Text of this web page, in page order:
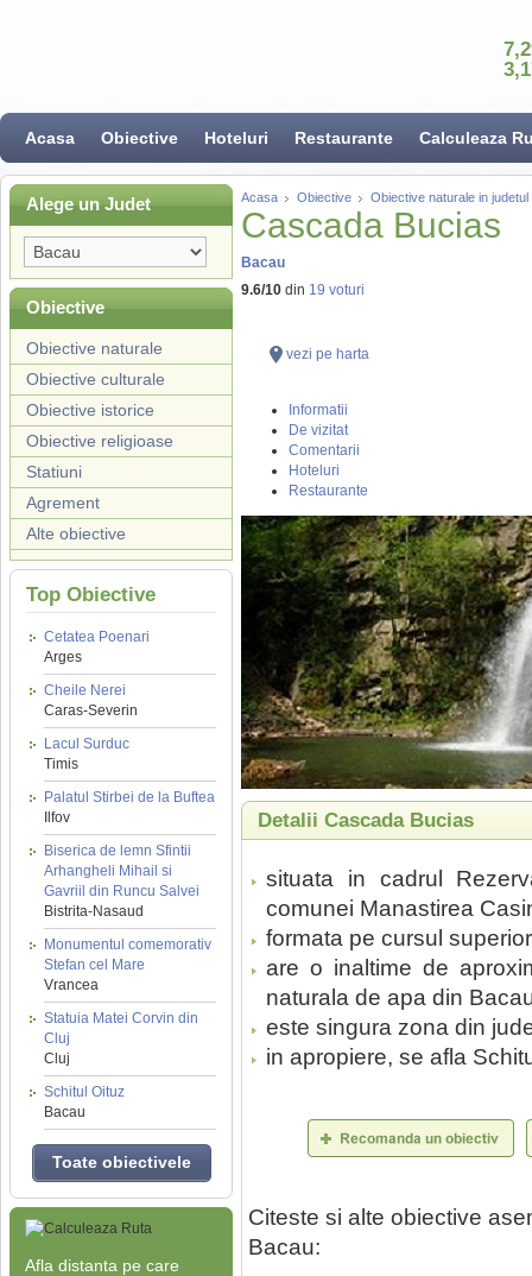
Acasa Obiective Hoteluri Restaurante Calculeaza
Alege un Judet
Obiective
Obiective naturale
Obiective culturale
Obiective istorice
Obiective religioase
Statiuni
Agrement
Alte obiective
Top Obiective
Cetatea Poenari
Arges
Cheile Nerei
Caras-Severin
Lacul Surduc
Timis
Palatul Stirbei de la Buftea
Ilfov
Biserica de lemn Sfintii
Arhangheli Mihail si
Gavriil din Runcu Salvei
Bistrita-Nasaud
Monumentul comemorativ
Stefan cel Mare
Vrancea
Statuia Matei Corvin din
Cluj
Cluj
Schitul Oituz
Bacau
Toate obiectivele
Afla distanta pe care
Acasa Obiective Obiective naturale in judetul
Cascada Bucias
Bacau
9.6/10 din 19 voturi
vezi pe harta
Informatii
De vizitat
Comentarii
Hoteluri
Restaurante
Detalii Cascada Bucias
situata in cadrul
comunei Manastirea
formata pe cursul
are o inaltime de
naturala de apa din
este singura zona din
in apropiere, se afla
Citeste si alte obiective
Bacau: